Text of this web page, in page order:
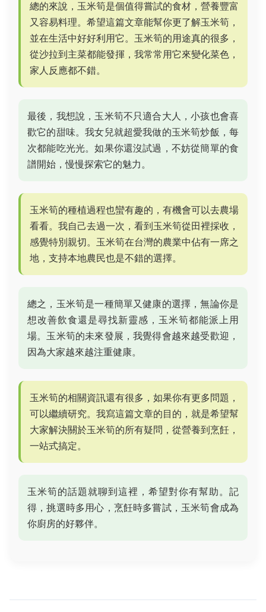
總的來說，玉米筍是個值得嘗試的食材，營養豐富
又容易料理。希望這篇文章能幫你更了解玉米筍，
並在生活中好好利用它。玉米筍的用途真的很多，
從沙拉到主菜都能發揮，我常常用它來變化菜色，
家人反應都不錯。
最後，我想說，玉米筍不只適合大人，小孩也會喜
歡它的甜味。我女兒就超愛我做的玉米筍炒飯，每
次都能吃光光。如果你還沒試過，不妨從簡單的食
譜開始，慢慢探索它的魅力。
玉米筍的種植過程也蠻有趣的，有機會可以去農場
看看。我自己去過一次，看到玉米筍從田裡採收，
感覺特別親切。玉米筍在台灣的農業中佔有一席之
地，支持本地農民也是不錯的選擇。
總之，玉米筍是一種簡單又健康的選擇，無論你是
想改善飲食還是尋找新靈感，玉米筍都能派上用
場。玉米筍的未來發展，我覺得會越來越受歡迎，
因為大家越來越注重健康。
玉米筍的相關資訊還有很多，如果你有更多問題，
可以繼續研究。我寫這篇文章的目的，就是希望幫
大家解決關於玉米筍的所有疑問，從營養到烹飪，
一站式搞定。
玉米筍的話題就聊到這裡，希望對你有幫助。記
得，挑選時多用心，烹飪時多嘗試，玉米筍會成為
你廚房的好夥伴。